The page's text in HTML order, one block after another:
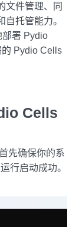
文件管理、同
托管能力。
部署 Pydio
Pydio Cells
Cells
先确保你的系
行启动成功。